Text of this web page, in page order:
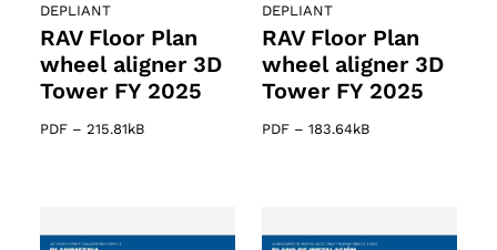
DEPLIANT
RAV Floor Plan
wheel aligner 3D
Tower FY 2025
PDF – 215.81kB
DEPLIANT
RAV Floor Plan
wheel aligner 3D
Tower FY 2025
PDF – 183.64kB